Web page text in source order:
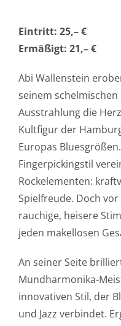
Eintritt: 25,– €
Ermäßigt: 21,– €
Abi Wallenstein
seinem
Ausstrahlung die
Kultfigur der
Europas
Fingerpickingstil
Rockelementen:
Spielfreude. Doch
rauchige, heisere
jeden makellosen
An seiner Seite
Mundharmonika-
innovativen Stil, der
und Jazz verbindet.